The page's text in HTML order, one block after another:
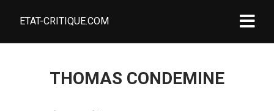
ETAT-CRITIQUE.COM
THOMAS CONDEMINE